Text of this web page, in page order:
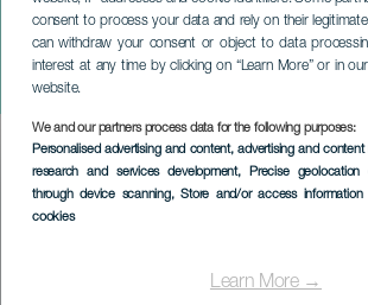
consent to process your data and rely on their
can withdraw your consent or object to data
interest at any time by clicking on “Learn More” or in
website.
We and our partners process data for the following purposes:
Personalised advertising and content, advertising and
research and services development, Precise geolocation
through device scanning, Store and/or access
cookies
Learn More →
Hagyományos
Gyökereink
GRAN CANARIA
Imagen
Listado